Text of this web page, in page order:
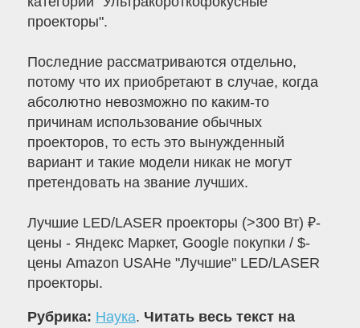
проекторы".
Последние рассматриваются отдельно,
потому что их приобретают в случае, когда
абсолютно невозможно по каким-то
причинам использование обычных
проекторов, то есть это вынужденный
вариант и такие модели никак не могут
претендовать на звание лучших.
Лучшие LED/LASER проекторы (>300 Вт) ₽-
цены - Яндекс Маркет, Google покупки / $-
цены Amazon USAНе "Лучшие" LED/LASER
проекторы.
Рубрика: Наука. Читать весь текст на